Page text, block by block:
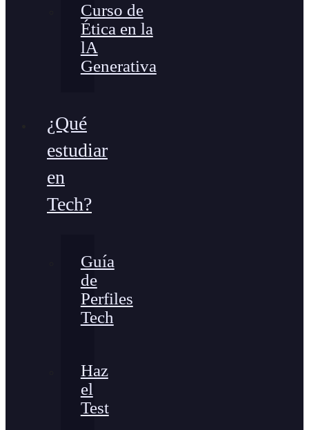
Curso de
Ética en la
lA
Generativa
¿Qué
estudiar
en
Tech?
Guía
de
Perfiles
Tech
Haz
el
Test